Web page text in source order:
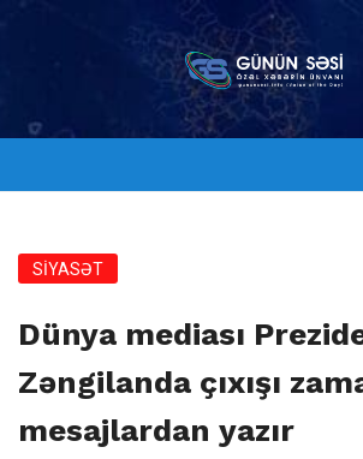
SİYASƏT
Dünya mediası
Zəngilanda çıxışı
mesajlardan yazır